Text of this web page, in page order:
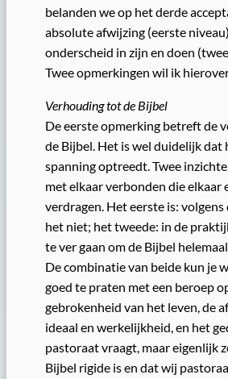
belanden we op het derde
absolute afwijzing (eerste
onderscheid in zijn en doen
Twee opmerkingen wil ik
Verhouding tot de Bijbel
De eerste opmerking betreft de
de Bijbel. Het is wel duidelijk dat
spanning optreedt. Twee
met elkaar verbonden die elkaar
verdragen. Het eerste is: volgens
het niet; het tweede: in de
te ver gaan om de Bijbel
De combinatie van beide kun je
goed te praten met een beroep
gebrokenheid van het leven, de
ideaal en werkelijkheid, en het
pastoraat vraagt, maar eigenlijk
Bijbel rigide is en dat wij